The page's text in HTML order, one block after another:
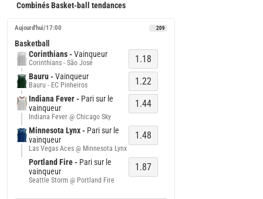
Combinés Basket-ball tendances
Aujourd'hui/17:00 209
Basketball
Corinthians -Vainqueur
Corinthians - São José 1.18
Bauru -Vainqueur
Bauru - EC Pinheiros 1.22
Indiana Fever - Pari sur le
vainqueur
Indiana Fever @ Chicago Sky
1.44
Minnesota Lynx - Pari sur le
vainqueur
Las Vegas Aces @ Minnesota Lynx
1.48
Portland Fire - Pari sur le
vainqueur
Seattle Storm @ Portland Fire
1.87